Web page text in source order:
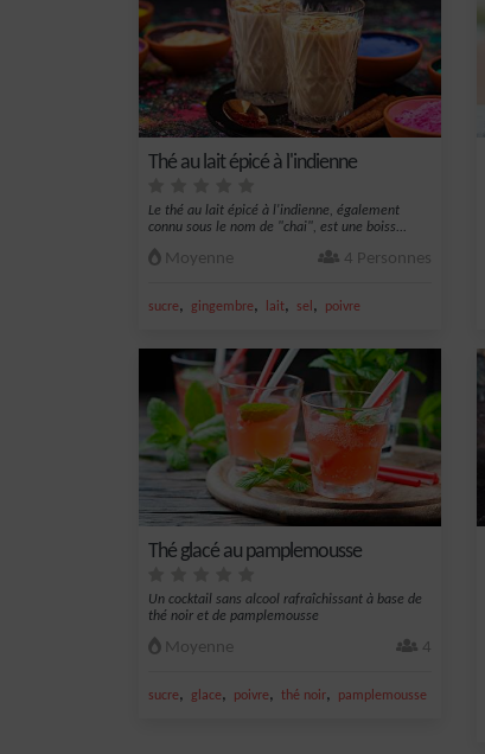
Thé au lait épicé à l'indienne
Le thé au lait épicé à l'indienne, également
connu sous le nom de "chai", est une boiss...
Moyenne 4 Personnes
sucre, gingembre, lait, sel , poivre
Thé glacé au pamplemousse
Un cocktail sans alcool rafraîchissant à base de
thé noir et de pamplemousse
Moyenne 4
sucre, glace, poivre, thé noir, pamplemousse